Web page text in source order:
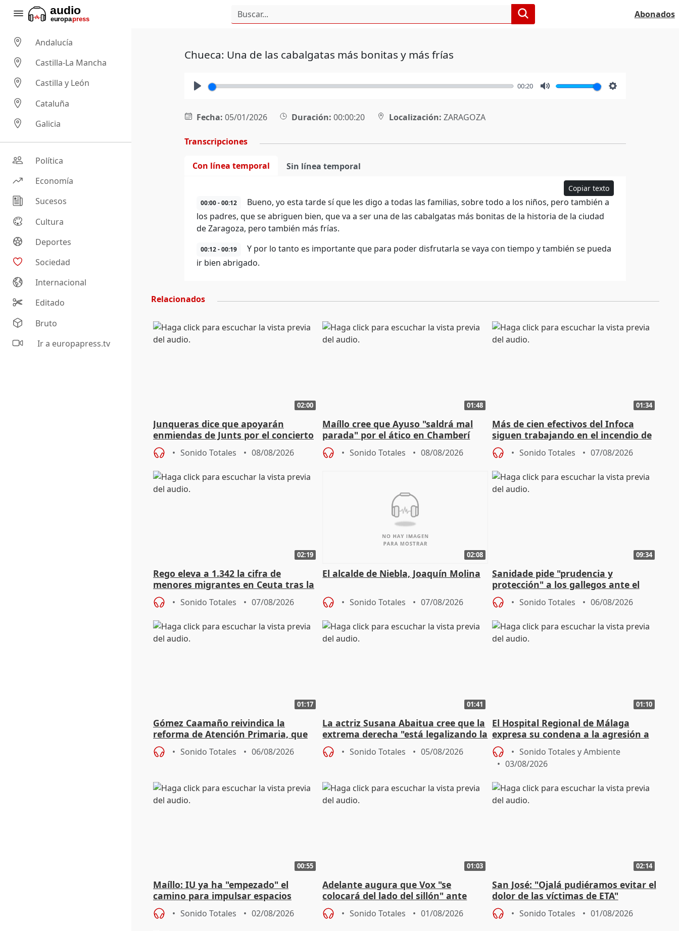
Abonados
Andalucía
Castilla-La Mancha
Castilla y León
Cataluña
Galicia
Política
Economía
Sucesos
Cultura
Deportes
Sociedad
Internacional
Editado
Bruto
Ir a europapress.tv
Chueca: Una de las cabalgatas más bonitas y más frías
00:20
Fecha: 05/01/2026 Duración: 00:00:20 Localización: ZARAGOZA
Transcripciones
Con línea temporal Sin línea temporal
Copiar texto
00:00 - 00:12
Bueno, yo esta tarde sí que les digo a todas las familias, sobre todo a los niños, pero también a
los padres, que se abriguen bien, que va a ser una de las cabalgatas más bonitas de la historia de la ciudad
de Zaragoza, pero también más frías.
00:12 - 00:19
Y por lo tanto es importante que para poder disfrutarla se vaya con tiempo y también se pueda
ir bien abrigado.
Relacionados
02:00
Junqueras dice que apoyarán
enmiendas de Junts por el concierto
en el trámite de financiación
Sonido Totales 08/08/2026
01:48
Maíllo cree que Ayuso "saldrá mal
parada" por el ático en Chamberí
Sonido Totales 08/08/2026
01:34
Más de cien efectivos del Infoca
siguen trabajando en el incendio de
Niebla (Huelva)
Sonido Totales 07/08/2026
02:19
Rego eleva a 1.342 la cifra de
menores migrantes en Ceuta tras la
entrada masiva
Sonido Totales 07/08/2026
02:08
El alcalde de Niebla, Joaquín Molina
Sonido Totales 07/08/2026
09:34
Sanidade pide "prudencia y
protección" a los gallegos ante el
eclipse del 12 de agosto
Sonido Totales 06/08/2026
01:17
Gómez Caamaño reivindica la
reforma de Atención Primaria, que
reforzará la autogestión
Sonido Totales 06/08/2026
01:41
La actriz Susana Abaitua cree que la
extrema derecha "está legalizando la
homofobia"
Sonido Totales 05/08/2026
01:10
El Hospital Regional de Málaga
expresa su condena a la agresión a
dos enfermeras de Urgencias
Sonido Totales y Ambiente
03/08/2026
00:55
Maíllo: IU ya ha "empezado" el
camino para impulsar espacios
unitarios para las municipales
Sonido Totales 02/08/2026
01:03
Adelante augura que Vox "se
colocará del lado del sillón" ante
iniciativas de la oposición
Sonido Totales 01/08/2026
02:14
San José: "Ojalá pudiéramos evitar el
dolor de las víctimas de ETA"
Sonido Totales 01/08/2026